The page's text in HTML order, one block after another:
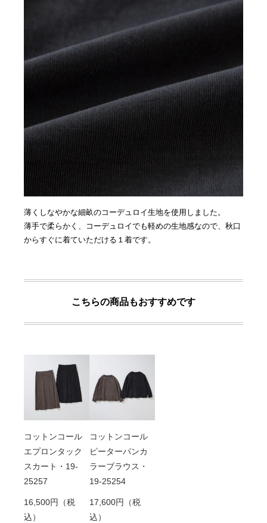
薄くしなやかな細畝のコーデュロイ生地を使用しました。
薄手で柔らかく、コーデュロイでも軽めの生地感なので、秋口
からすぐに着ていただける１着です。
こちらの商品もおすすめです
コットンコール
エプロンタック
スカート・19-
25257
16,500円（税
込）
コットンコール
ピーターパンカ
ラーブラウス・
19-25254
17,600円（税
込）